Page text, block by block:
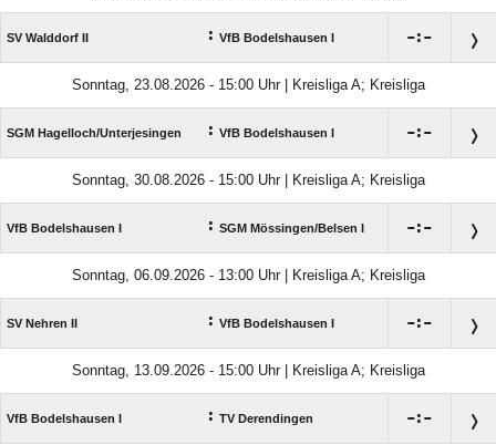
SV Walddorf II : VfB Bodelshausen I :
Sonntag, 23.08.2026 - 15:00 Uhr | Kreisliga A; Kreisliga
SGM Hagelloch/​Unterjesingen : VfB Bodelshausen I :
Sonntag, 30.08.2026 - 15:00 Uhr | Kreisliga A; Kreisliga
VfB Bodelshausen I : SGM Mössingen/​Belsen I :
Sonntag, 06.09.2026 - 13:00 Uhr | Kreisliga A; Kreisliga
SV Nehren II : VfB Bodelshausen I :
Sonntag, 13.09.2026 - 15:00 Uhr | Kreisliga A; Kreisliga
VfB Bodelshausen I : TV Derendingen :